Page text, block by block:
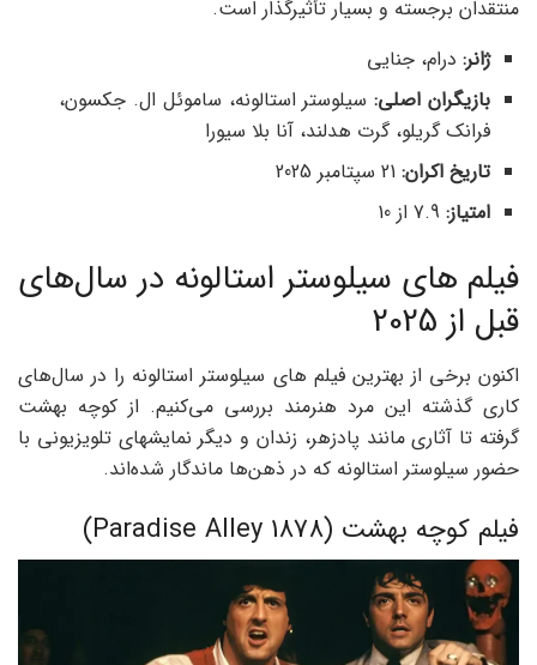
منتقدان برجسته و بسیار تأثیرگذار است.
ژانر: درام، جنایی
بازیگران اصلی:سیلوستر استالونه، ساموئل ال. جکسون،
فرانک گریلو، گرت هدلند، آنا بلا سیورا
تاریخ اکران:
امتیاز:
فیلم های سیلوستر استالونه در سال‌های
قبل از 2025
اکنون برخی از بهترین فیلم های سیلوستر استالونه را در سال‌های
کاری گذشته این مرد هنرمند بررسی می‌کنیم. از کوچه بهشت
گرفته تا آثاری مانند پادزهر، زندان و دیگر نمایشهای تلویزیونی با
حضور سیلوستر استالونه که در ذهن‌ها ماندگار شده‌اند.
فیلم کوچه بهشت (Paradise Alley 1878)